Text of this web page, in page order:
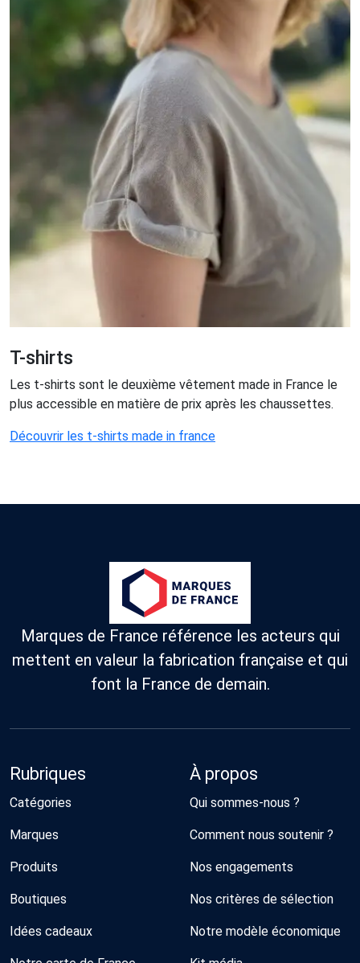
T-shirts
Les t-shirts sont le deuxième vêtement made in France le
plus accessible en matière de prix après les chaussettes.
Découvrir les t-shirts made in france
Marques de France référence les acteurs qui
mettent en valeur la fabrication française et qui
font la France de demain.
Rubriques
Catégories
Marques
Produits
Boutiques
Idées cadeaux
À propos
Qui sommes-nous ?
Comment nous soutenir ?
Nos engagements
Nos critères de sélection
Notre modèle économique